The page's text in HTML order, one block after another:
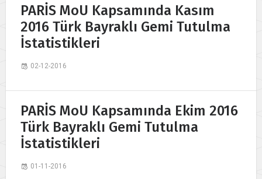
PARİS MoU Kapsamında Kasım
2016 Türk Bayraklı Gemi Tutulma
İstatistikleri
02-12-2016
PARİS MoU Kapsamında Ekim 2016
Türk Bayraklı Gemi Tutulma
İstatistikleri
01-11-2016